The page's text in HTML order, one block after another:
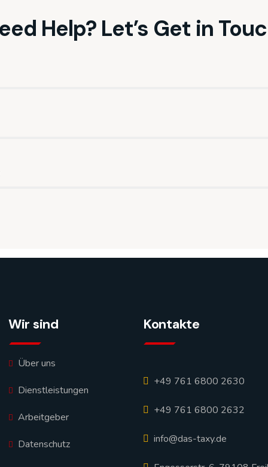
Help? Let’s Get in
Wir sind
Über uns
Dienstleistungen
Arbeitgeber
Datenschutz
Kontakte
+49 761 6800 2630
+49 761 6800 2632
info@das-taxy.de